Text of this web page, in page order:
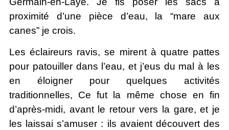
proximité d’une pièce d’eau, la “mare aux
canes” je crois.
Les éclaireurs ravis, se mirent à quatre pattes
pour patouiller dans l’eau, et j’eus du mal à les
en éloigner pour quelques activités
traditionnelles, Ce fut la même chose en fin
d’après-midi, avant le retour vers la gare, et je
les laissai s’amuser : ils avaient découvert des